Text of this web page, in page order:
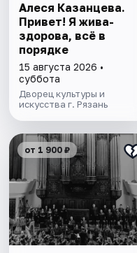
Алеся Казанцева.
Привет! Я жива-
здорова, всё в
порядке
15 августа 2026 •
суббота
Дворец культуры и
искусства г. Рязань
от 1 900 ₽